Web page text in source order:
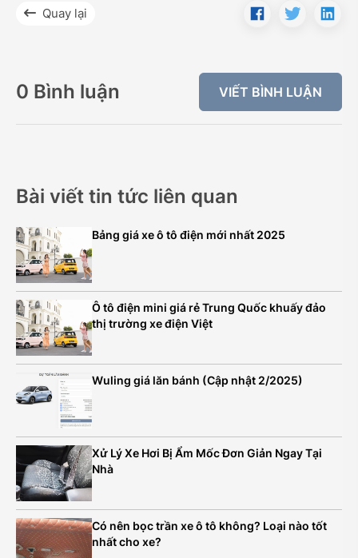
Quay lại
0 Bình luận VIẾT BÌNH LUẬN
Bài viết tin tức liên quan
Bảng giá xe ô tô điện mới nhất 2025
Ô tô điện mini giá rẻ Trung Quốc khuấy đảo
thị trường xe điện Việt
Wuling giá lăn bánh (Cập nhật 2/2025)
Xử Lý Xe Hơi Bị Ẩm Mốc Đơn Giản Ngay Tại
Nhà
Có nên bọc trần xe ô tô không? Loại nào tốt
nhất cho xe?